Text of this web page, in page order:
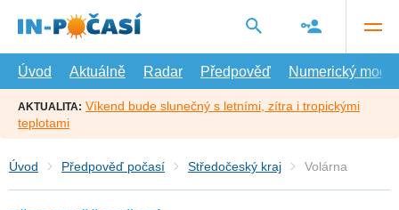
hlavní
Úvod
Aktuálně Radar Předpověď Numerický model
AKTUALITA: Víkend bude slunečný s letními, zítra i tropickými
teplotami
Úvod Předpověď počasí Středočeský kraj Volárna